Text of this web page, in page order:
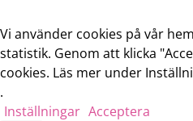
Vi använder cookies på vår
statistik. Genom att klicka
cookies. Läs mer under
.
Inställningar Acceptera